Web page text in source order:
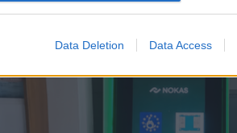
Data Deletion Data Access